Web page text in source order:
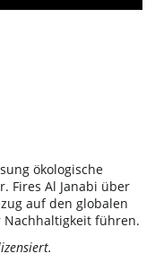
ökologische
Fires Al Janabi über
auf den globalen
Nachhaltigkeit führen.